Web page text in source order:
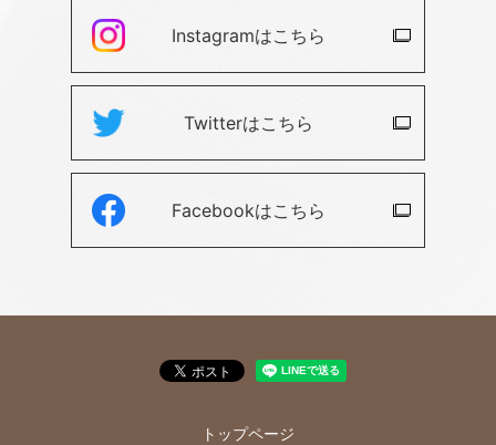
Instagramはこちら
Twitterはこちら
Facebookはこちら
トップページ